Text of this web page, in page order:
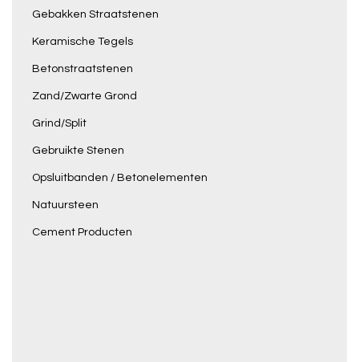
Gebakken Straatstenen
Keramische Tegels
Betonstraatstenen
Zand/Zwarte Grond
Grind/Split
Gebruikte Stenen
Opsluitbanden / Betonelementen
Natuursteen
Cement Producten